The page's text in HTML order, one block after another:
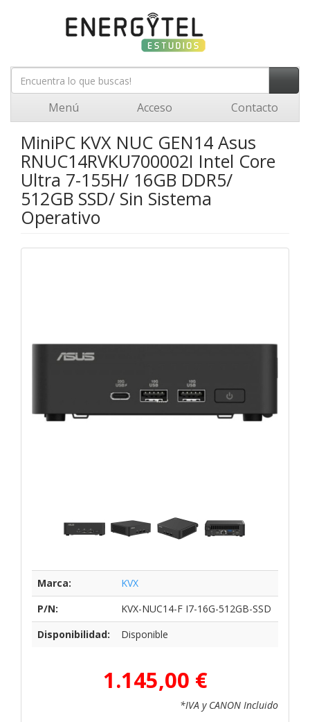
Menú Acceso Contacto
MiniPC KVX NUC GEN14 Asus
RNUC14RVKU700002I Intel Core
Ultra 7-155H/ 16GB DDR5/
512GB SSD/ Sin Sistema
Operativo
Marca:
KVX
P/N:
KVX-NUC14-F I7-16G-512GB-SSD
Disponibilidad:
Disponible
1.145,00 €
*IVA y CANON Incluido